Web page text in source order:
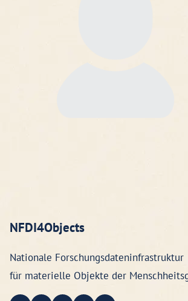
NFDI4Objects
Nationale Forschungsdateninfrastruktur
für materielle Objekte der